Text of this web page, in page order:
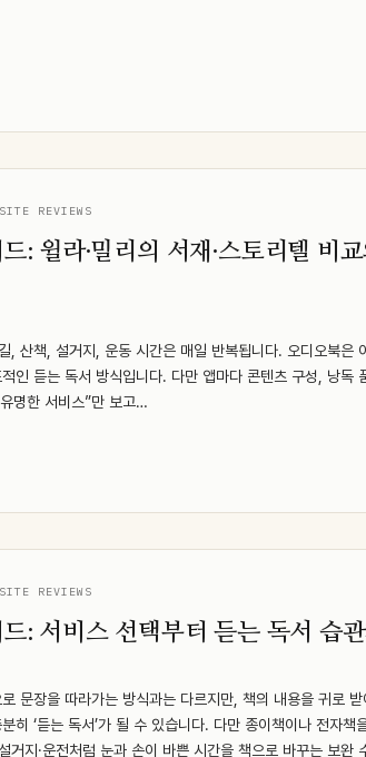
REVIEWS
: 윌라·밀리의 서재·스토리텔 비
, 산책, 설거지, 운동 시간은 매일 반복됩니다. 오디오북은
인 듣는 독서 방식입니다. 다만 앱마다 콘텐츠 구성, 낭독
명한 서비스”만 보고…
REVIEWS
: 서비스 선택부터 듣는 독서 습
문장을 따라가는 방식과는 다르지만, 책의 내용을 귀로 받
히 ‘듣는 독서’가 될 수 있습니다. 다만 종이책이나 전자책
거지·운전처럼 눈과 손이 바쁜 시간을 책으로 바꾸는 보완